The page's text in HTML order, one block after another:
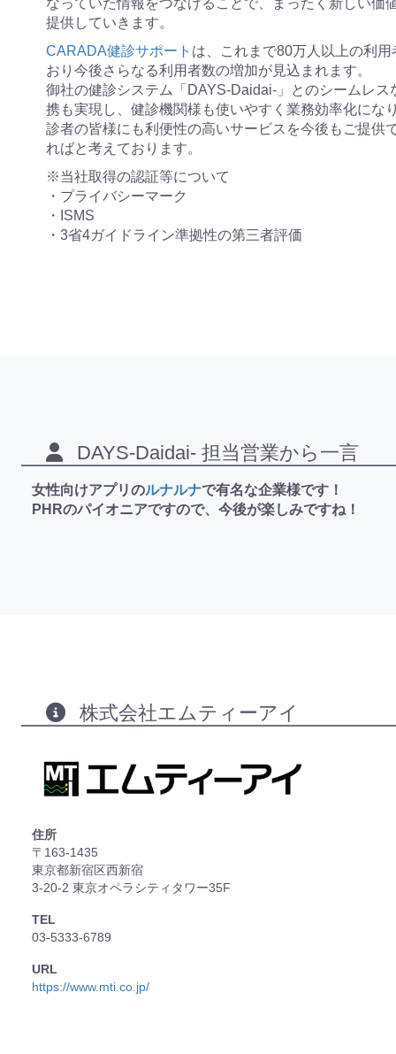
なっていた情報をつなげることで、まったく新しい価
提供していきます。
CARADA健診サポート は、これまで80万人以上の利用
おり今後さらなる利用者数の増加が見込まれます。
御社の健診システム「DAYS-Daidai-」とのシームレス
携も実現し、健診機関様も使いやすく業務効率化にな
診者の皆様にも利便性の高いサービスを今後もご提供
ればと考えております。
※当社取得の認証等について
・プライバシーマーク
・ISMS
・3省4ガイドライン準拠性の第三者評価
DAYS-Daidai- 担当営業から一言
女性向けアプリのルナルナで有名な企業様です！
PHRのパイオニアですので、今後が楽しみですね！
株式会社エムティーアイ
住所
〒163-1435
東京都新宿区西新宿
3-20-2 東京オペラシティタワー35F
TEL
03-5333-6789
URL
https://www.mti.co.jp/